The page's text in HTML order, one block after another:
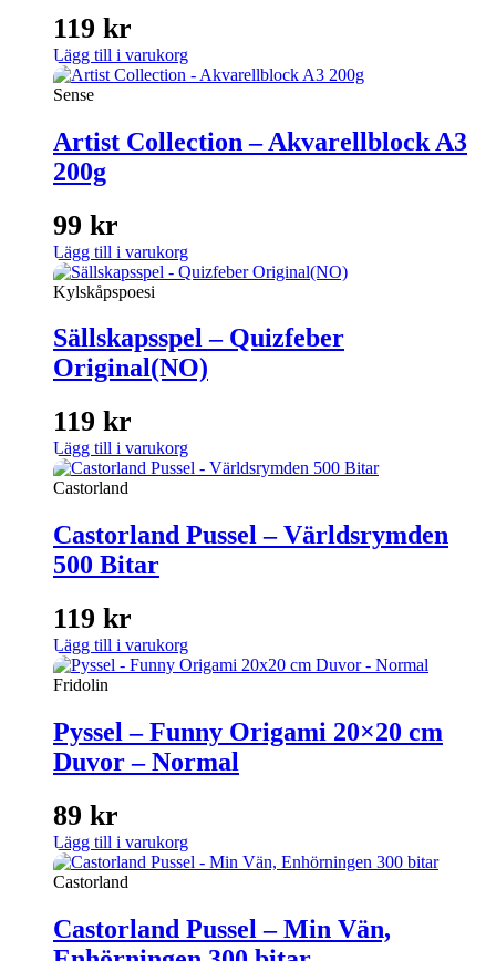
119 kr
Lägg till i varukorg
Sense
Artist Collection – Akvarellblock A3
200g
99 kr
Lägg till i varukorg
Kylskåpspoesi
Sällskapsspel – Quizfeber
Original(NO)
119 kr
Lägg till i varukorg
Castorland
Castorland Pussel – Världsrymden
500 Bitar
119 kr
Lägg till i varukorg
Fridolin
Pyssel – Funny Origami 20×20 cm
Duvor – Normal
89 kr
Lägg till i varukorg
Castorland
Castorland Pussel – Min Vän,